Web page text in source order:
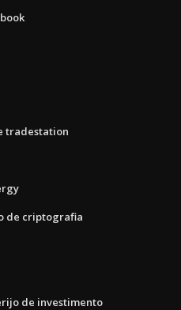
tradestation
de criptografia
de investimento